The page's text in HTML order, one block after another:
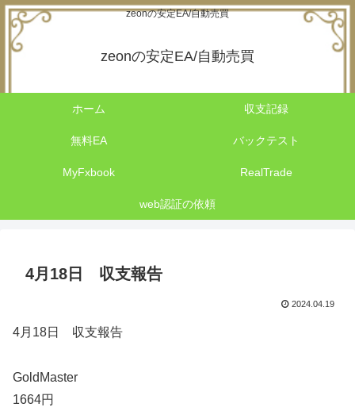
zeonの安定EA/自動売買
zeonの安定EA/自動売買
ホーム 収支記録
無料EA バックテスト
MyFxbook RealTrade
web認証の依頼
4月18日 収支報告
2024.04.19
4月18日 収支報告
GoldMaster
1664円